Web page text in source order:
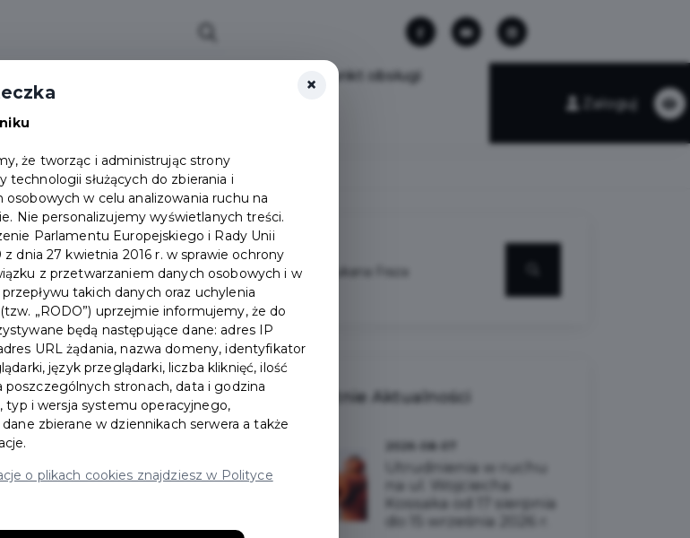
Punkt obsługi
Zaloguj
- fotorelacja
Ostatnie Aktualności
Utrudnienia w ruchu
na ul. Wojciecha
Kossaka od 17 sierpnia
do 15 września 2026 r.
×
że tworząc i administrując strony
służących do zbierania i
osobowych w celu analizowania ruchu na
Nie personalizujemy wyświetlanych treści.
Parlamentu Europejskiego i Rady Unii
z dnia 27 kwietnia 2016 r. w sprawie ochrony
z przetwarzaniem danych osobowych i w
takich danych oraz uchylenia
„RODO”) uprzejmie informujemy, że do
będą następujące dane: adres IP
URL żądania, nazwa domeny, identyfikator
język przeglądarki, liczba kliknięć, ilość
poszczególnych stronach, data i godzina
typ i wersja systemu operacyjnego,
zbierane w dziennikach serwera a także
o plikach cookies znajdziesz w Polityce